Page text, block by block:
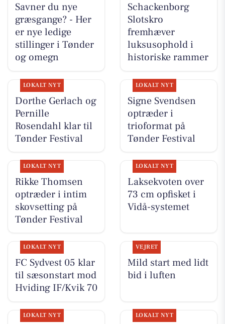
Savner du nye
græsgange? - Her
er nye ledige
stillinger i Tønder
og omegn
Schackenborg
Slotskro
fremhæver
luksusophold i
historiske rammer
LOKALT NYT
Dorthe Gerlach og
Pernille
Rosendahl klar til
Tønder Festival
LOKALT NYT
Signe Svendsen
optræder i
trioformat på
Tønder Festival
LOKALT NYT
Rikke Thomsen
optræder i intim
skovsetting på
Tønder Festival
LOKALT NYT
Laksekvoten over
73 cm opfisket i
Vidå-systemet
LOKALT NYT
FC Sydvest 05 klar
til sæsonstart mod
Hviding IF/Kvik 70
VEJRET
Mild start med lidt
bid i luften
LOKALT NYT LOKALT NYT